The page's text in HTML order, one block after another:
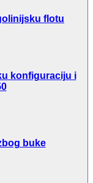
flotu
konfiguraciju i
buke